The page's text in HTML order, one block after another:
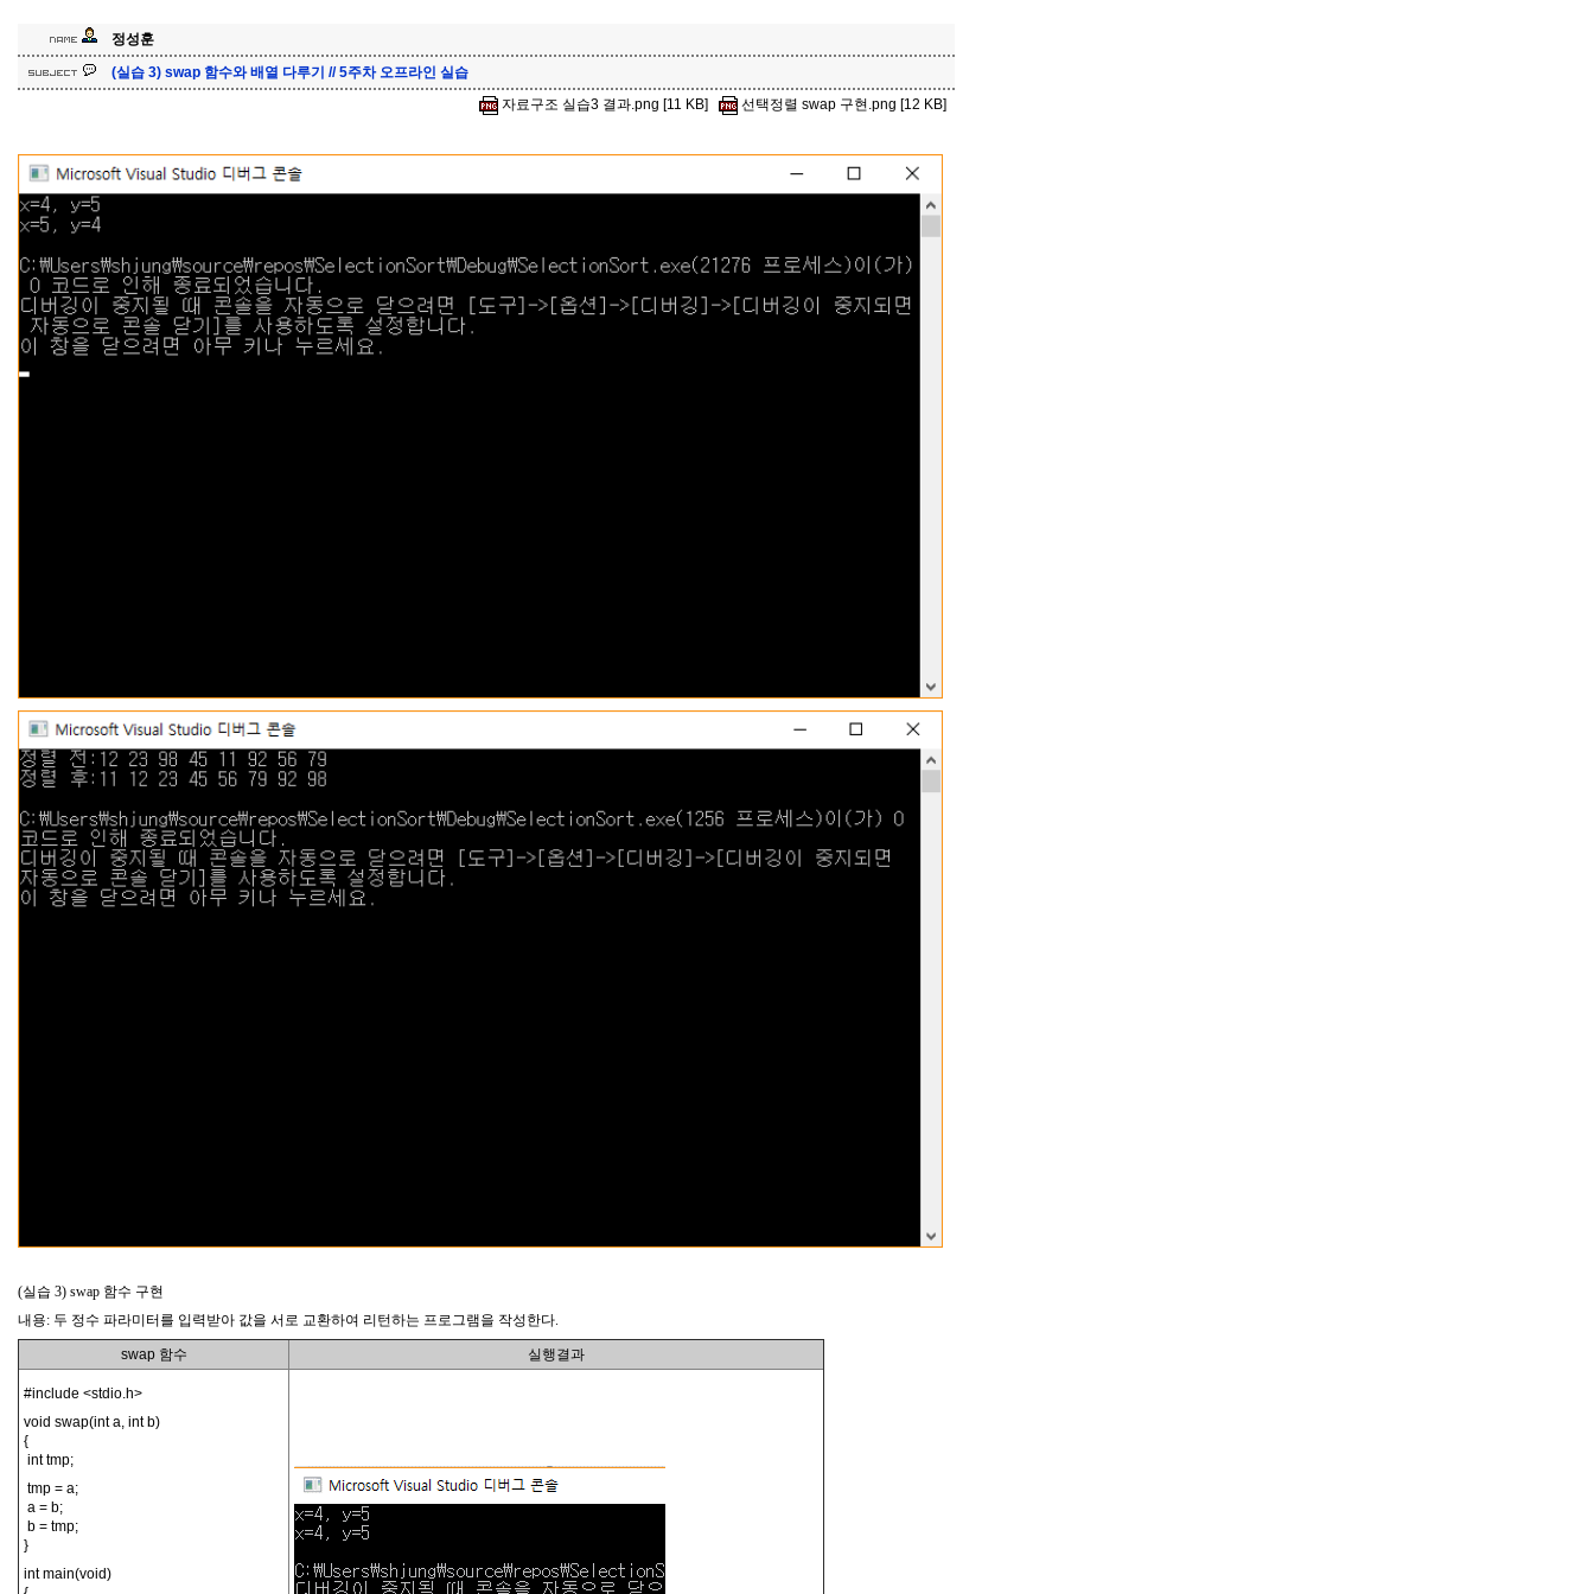
정성훈
(실습 3) swap 함수와 배열 다루기 // 5주차 오프라인 실습
자료구조 실습3 결과.png [11 KB]
선택정렬 swap 구현.png [12 KB]
(실습 3) swap 함수 구현
내용: 두 정수 파라미터를 입력받아 값을 서로 교환하여 리턴하는 프로그램을 작성한다.
swap 함수 실행결과
#include <stdio.h>
void swap(int a, int b)
{
int tmp;
tmp = a;
a = b;
b = tmp;
}
int main(void)